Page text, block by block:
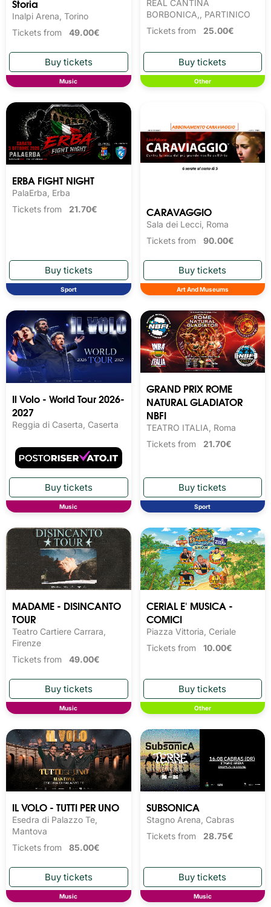
Storia
Inalpi Arena, Torino
Tickets from 49.00€
Music
REAL CANTINA
BORBONICA,, PARTINICO
Tickets from 25.00€
Other
ERBA FIGHT NIGHT
PalaErba, Erba
Tickets from 21.70€
Sport
CARAVAGGIO
Sala dei Lecci, Roma
Tickets from 90.00€
Art And Museums
Il Volo - World Tour 2026-
2027
Reggia di Caserta, Caserta
Music
GRAND PRIX ROME
NATURAL GLADIATOR
NBFI
TEATRO ITALIA, Roma
Tickets from 21.70€
Sport
MADAME - DISINCANTO
TOUR
Teatro Cartiere Carrara,
Firenze
Tickets from 49.00€
Music
CERIAL E' MUSICA -
COMICI
Piazza Vittoria, Ceriale
Tickets from 10.00€
Other
IL VOLO - TUTTI PER UNO
Esedra di Palazzo Te,
Mantova
Tickets from 85.00€
Music
SUBSONICA
Stagno Arena, Cabras
Tickets from 28.75€
Music